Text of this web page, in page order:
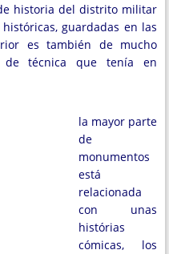
historia del distrito militar
guardadas en las
es también de mucho
de técnica que tenía en
la mayor parte
de
monumentos
está
relacionada
con unas
histórias
cómicas, los